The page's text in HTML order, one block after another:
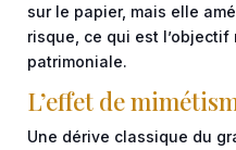
sur le papier, mais elle
risque, ce qui est l’objectif
patrimoniale.
L’effet de
Une dérive classique du